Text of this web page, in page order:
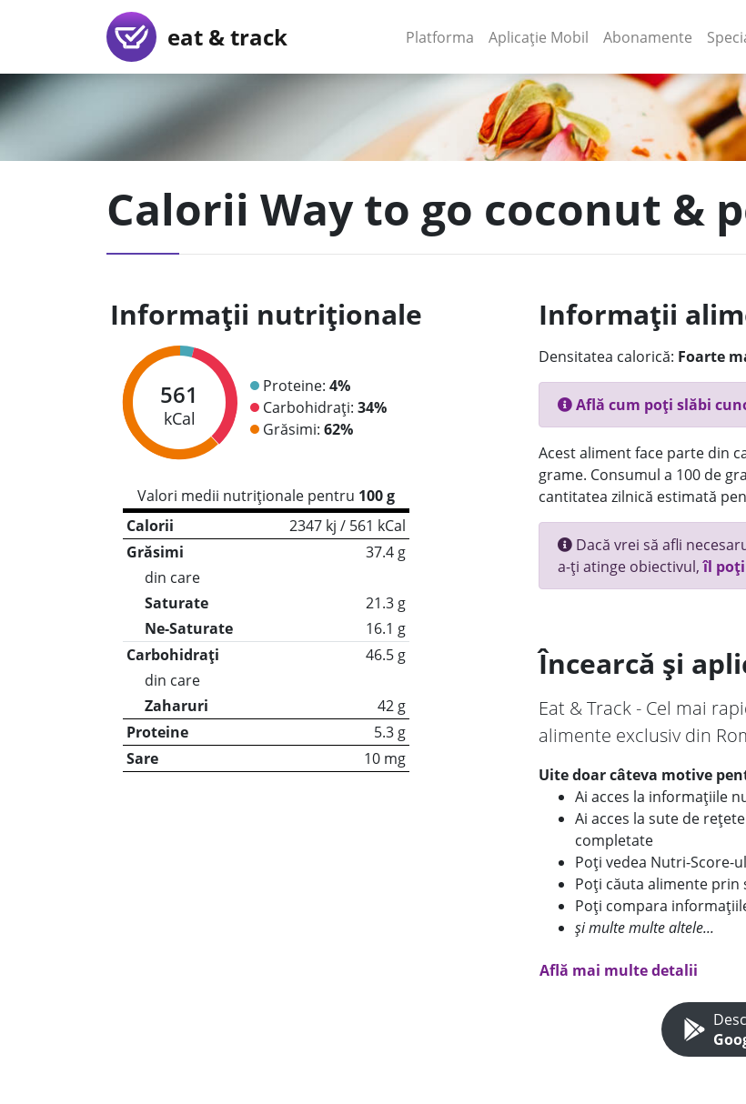
eat & track Platforma (current)
Aplicație Mobil (current)
Abonamente
Calorii Way to go coconut &
Informații nutriționale
561
kCal
Proteine: 4%
Carbohidrați: 34%
Grăsimi: 62%
Valori medii nutriționale pentru 100 g
Calorii
2347 kj / 561 kCal
Grăsimi
37.4 g
din care
Saturate
21.3 g
Ne-Saturate
16.1 g
Carbohidrați
46.5 g
din care
Zaharuri
42 g
Proteine
5.3 g
Sare
10 mg
Informații
Densitatea calorică: Foarte
Află cum poți slăbi
Acest aliment face parte din
grame. Consumul a 100 de
cantitatea zilnică estimată
Dacă vrei să afli
a-ți atinge obiectivul,îl
Încearcă și
Eat & Track - Cel mai
alimente exclusiv din
Uite doar câteva motive
Ai acces la informațiile
Ai acces la sute de
completate
Poți vedea Nutri-Score-
Poți căuta alimente prin
Poți compara
și multe multe altele...
Află mai multe detalii